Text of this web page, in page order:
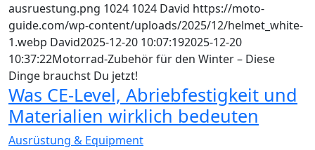
ausruestung.png 1024 1024 David https://moto-
guide.com/wp-content/uploads/2025/12/helmet_white-
1.webp David2025-12-20 10:07:192025-12-20
10:37:22Motorrad-Zubehör für den Winter – Diese
Dinge brauchst Du jetzt!
Was CE-Level, Abriebfestigkeit und
Materialien wirklich bedeuten
Ausrüstung & Equipment